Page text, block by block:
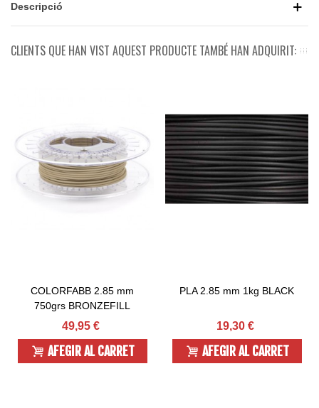
Descripció
CLIENTS QUE HAN VIST AQUEST PRODUCTE TAMBÉ HAN ADQUIRIT:
COLORFABB 2.85 mm
750grs BRONZEFILL
49,95 €
AFEGIR AL CARRET
PLA 2.85 mm 1kg BLACK
19,30 €
AFEGIR AL CARRET